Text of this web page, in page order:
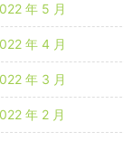
年 5 月
年 4 月
年 3 月
年 2 月